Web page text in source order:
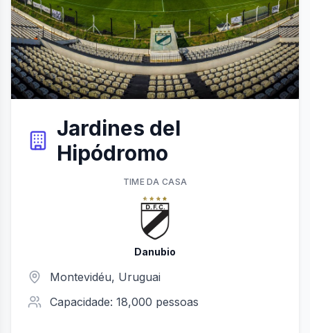
Jardines del
Hipódromo
Montevidéu, Uruguai
Capacidade: 18,000 pessoas
TIMEDA CASA
Danubio